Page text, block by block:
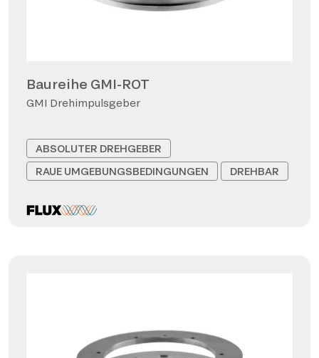
Baureihe GMI-ROT
GMI Drehimpulsgeber
ABSOLUTER DREHGEBER
RAUE UMGEBUNGSBEDINGUNGEN
DREHBAR